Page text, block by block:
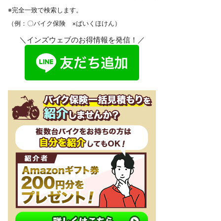
※完全一致で検索します。
（例：〇バイク保険 ×ばいくほけん）
＼インズウェブのお得情報を発信！／